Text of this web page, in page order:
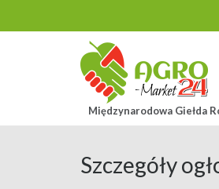
Międzynarodowa Giełda
Szczegóły